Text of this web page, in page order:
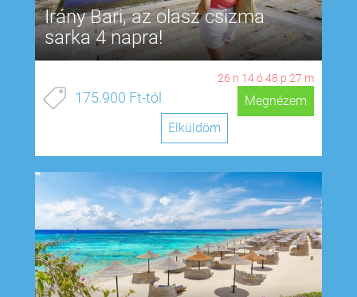
Irány Bari, az olasz csizma
sarka 4 napra!
26 n 14ó48 p 26 m
175.900 Ft-tól
Megnézem
Elküldöm